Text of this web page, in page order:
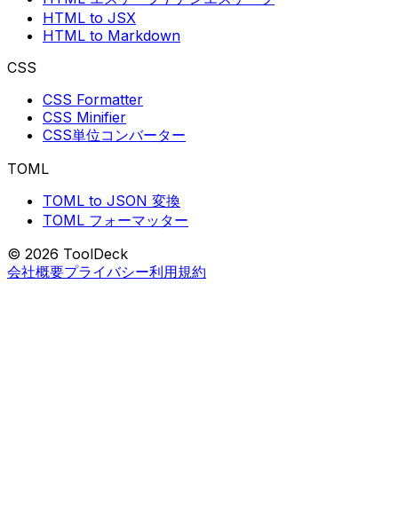
HTML to JSX
HTML to Markdown
CSS
CSS Formatter
CSS Minifier
CSS単位コンバーター
TOML
TOML to JSON 変換
TOML フォーマッター
© 2026 ToolDeck
会社概要プライバシー利用規約